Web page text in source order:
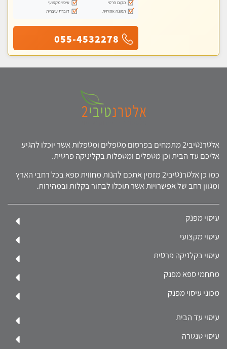
מקום פרטי
עיסוי מקצועי
תמונה אמיתית
דוברת עיברית
055-4532278
אלטרנטיבי2 מתמחים בפרסום מטפלים ומטפלות אשר יוכלו להגיע
אליכם עד הבית וכן מטפלים ומטפלות בקליניקה פרטית.
כמו כן אלטרנטיבי2 מזמין אתכם להנות מחווית ספא בכל רחבי הארץ
ומגוון רחב של אפשרויות אשר תוכלו לבחור בקלות ובמהירות.
עיסוי מפנק
עיסוי מקצועי
עיסוי בקלניקה פרטית
מתחמי ספא מפנק
מכוני עיסוי מפנק
עיסוי עד הבית
עיסוי טנטרה